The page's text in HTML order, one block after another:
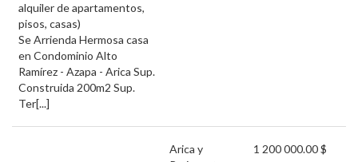
alquiler de apartamentos,
pisos, casas)
Se Arrienda Hermosa casa
en Condominio Alto
Ramírez - Azapa - Arica Sup.
Construida 200m2 Sup.
Ter[...]
Arica y
1 200 000.00 $